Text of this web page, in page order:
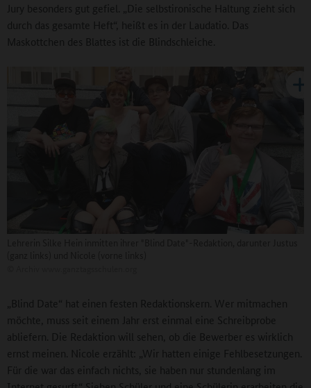
Jury besonders gut gefiel. „Die selbstironische Haltung zieht sich
durch das gesamte Heft“, heißt es in der Laudatio. Das
Maskottchen des Blattes ist die Blindschleiche.
„Blind Date“ hat einen festen Redaktionskern. Wer mitmachen
möchte, muss seit einem Jahr erst einmal eine Schreibprobe
abliefern. Die Redaktion will sehen, ob die Bewerber es wirklich
ernst meinen. Nicole erzählt: „Wir hatten einige Fehlbesetzungen.
Für die war das einfach nichts, sie haben nur stundenlang im